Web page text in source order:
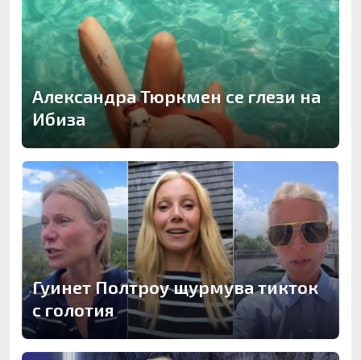
Александра Тюркмен се глези на
Ибиза
Гуинет Полтроу щурмува тикток
с голотия